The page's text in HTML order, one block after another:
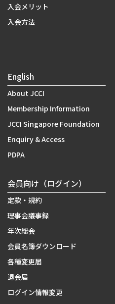
入会メリット
入会方法
English
About JCCI
Membership Information
JCCI Singapore Foundation
Enquiry & Access
PDPA
会員向け（ログイン）
定款・規約
理事会議事録
年次総会
会員名簿ダウンロード
各種変更届
退会届
ログイン情報変更